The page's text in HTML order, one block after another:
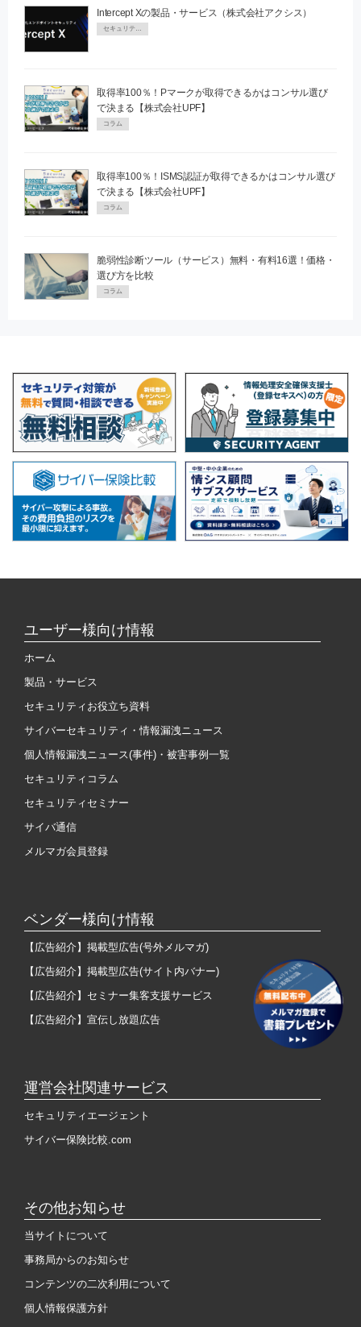
Intercept Xの製品・サービス（株式会社アクシス）
取得率100％！Pマークが取得できるかはコンサル選び
で決まる【株式会社UPF】
コラム
取得率100％！ISMS認証が取得できるかはコンサル選び
で決まる【株式会社UPF】
コラム
脆弱性診断ツール（サービス）無料・有料16選！価格・
選び方を比較
コラム
ユーザー様向け情報
ホーム
製品・サービス
セキュリティお役立ち資料
サイバーセキュリティ・情報漏洩ニュース
個人情報漏洩ニュース(事件)・被害事例一覧
セキュリティコラム
セキュリティセミナー
サイバ通信
メルマガ会員登録
ベンダー様向け情報
【広告紹介】掲載型広告(号外メルマガ)
【広告紹介】掲載型広告(サイト内バナー)
【広告紹介】セミナー集客支援サービス
【広告紹介】宣伝し放題広告
運営会社関連サービス
セキュリティエージェント
サイバー保険比較.com
その他お知らせ
当サイトについて
事務局からのお知らせ
コンテンツの二次利用について
個人情報保護方針